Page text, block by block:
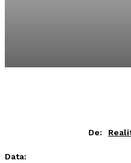
De:
Data: